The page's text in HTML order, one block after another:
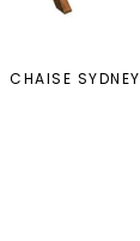
CHAISE SYDNEY